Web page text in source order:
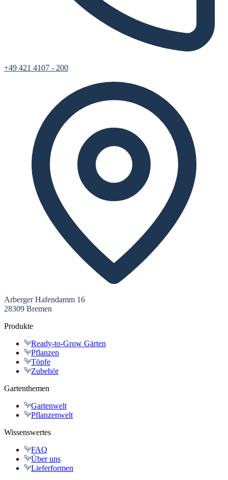
+49 421 4107 - 200
Arberger Hafendamm 16
28309 Bremen
Produkte
Ready-to-Grow Gärten
Pflanzen
Töpfe
Zubehör
Gartenthemen
Gartenwelt
Pflanzenwelt
Wissenswertes
FAQ
Über uns
Lieferformen